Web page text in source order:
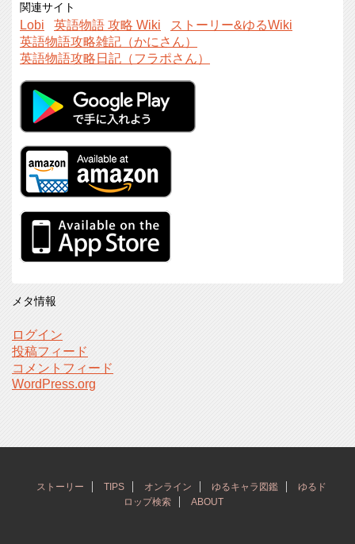
関連サイト
Lobi 英語物語 攻略 Wiki
ストーリー&ゆるWiki
英語物語攻略雑記（かにさん）
英語物語攻略日記（フラポさん）
メタ情報
ログイン
投稿フィード
コメントフィード
WordPress.org
ストーリー TIPS オンライン ゆるキャラ図鑑
ゆるド
ロップ検索
ABOUT